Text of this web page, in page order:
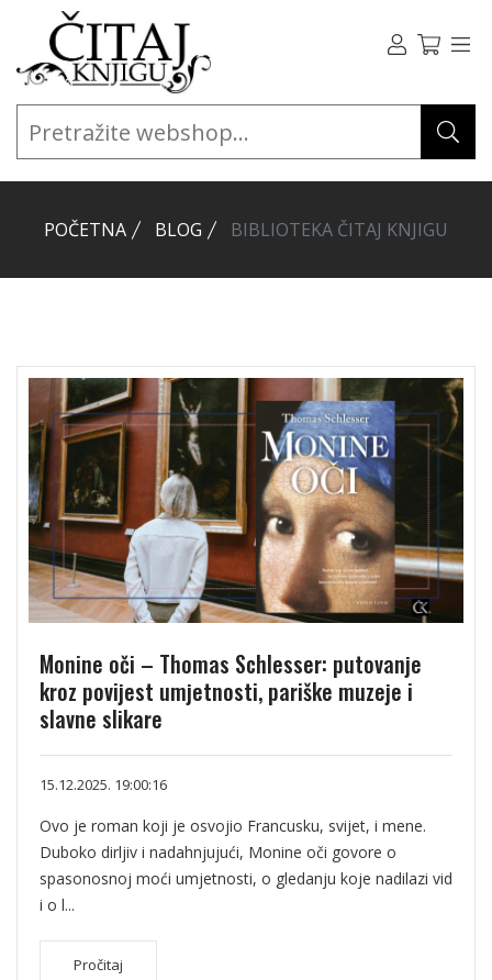
POČETNA BLOG BIBLIOTEKA ČITAJ KNJIGU
Monine oči – Thomas Schlesser: putovanje
kroz povijest umjetnosti, pariške muzeje i
slavne slikare
15.12.2025. 19:00:16
Ovo je roman koji je osvojio Francusku, svijet, i mene.
Duboko dirljiv i nadahnjujući, Monine oči govore o
spasonosnoj moći umjetnosti, o gledanju koje nadilazi vid
i o l...
Pročitaj